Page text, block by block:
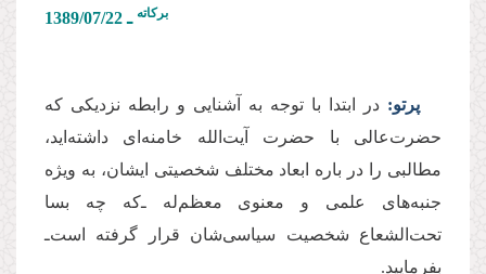
بركاته ـ 1389/07/22
پرتو: در ابتدا با توجه به آشنایی و رابطه نزدیکی که
حضرت‌عالی با حضرت آیت‌الله خامنه‌ای داشته‌اید،
مطالبی را در باره ابعاد مختلف شخصیتی ایشان، به ویژه
جنبه‌های علمی و معنوی معظم‌له ـ‌که چه بسا
تحت‌الشعاع شخصیت سیاسی‌شان قرار گرفته است‌ـ
بفرمایید.